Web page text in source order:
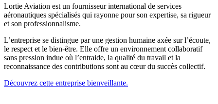
Lortie Aviation est un fournisseur international de services
aéronautiques spécialisés qui rayonne pour son expertise, sa rigueur
et son professionnalisme.
L’entreprise se distingue par une gestion humaine axée sur l’écoute,
le respect et le bien-être. Elle offre un environnement collaboratif
sans pression indue où l’entraide, la qualité du travail et la
reconnaissance des contributions sont au cœur du succès collectif.
Découvrez cette entreprise bienveillante.